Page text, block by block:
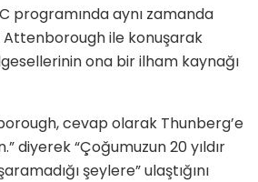
programında aynı zamanda
Attenborough ile konuşarak
ona bir ilham kaynağı
cevap olarak Thunberg’e
diyerek “Çoğumuzun 20 yıldır
şeylere” ulaştığını